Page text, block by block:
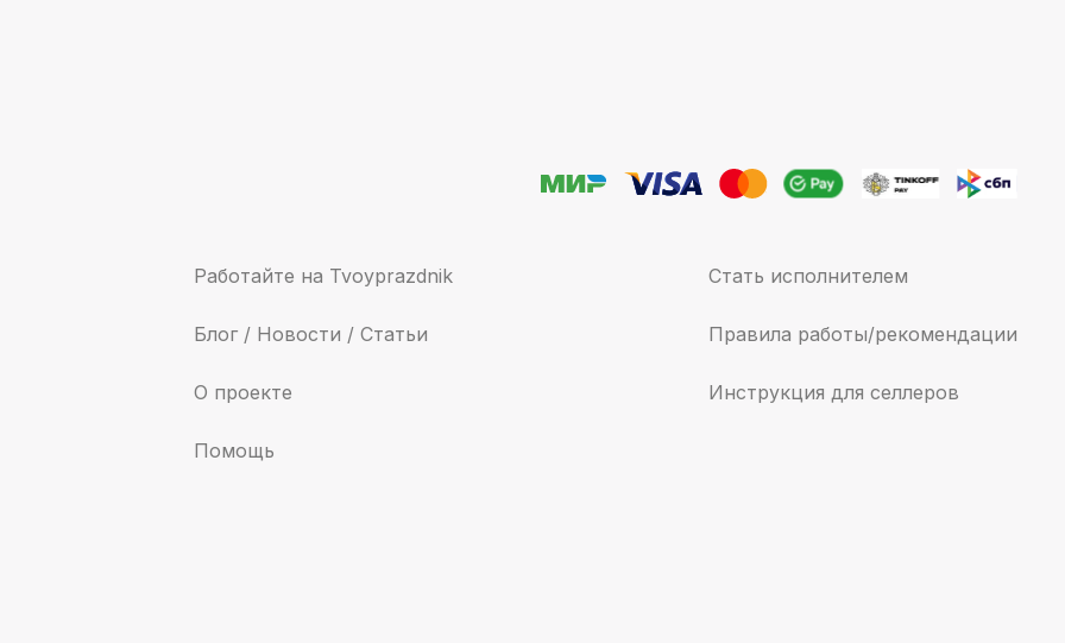
Работайте на Tvoyprazdnik
Блог / Новости / Статьи
О проекте
Помощь
Стать исполнителем
Правила работы/рекомендации
Инструкция для селлеров